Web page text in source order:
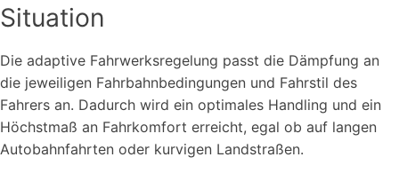
Situation
Die adaptive Fahrwerksregelung passt die Dämpfung an
die jeweiligen Fahrbahnbedingungen und Fahrstil des
Fahrers an. Dadurch wird ein optimales Handling und ein
Höchstmaß an Fahrkomfort erreicht, egal ob auf langen
Autobahnfahrten oder kurvigen Landstraßen.